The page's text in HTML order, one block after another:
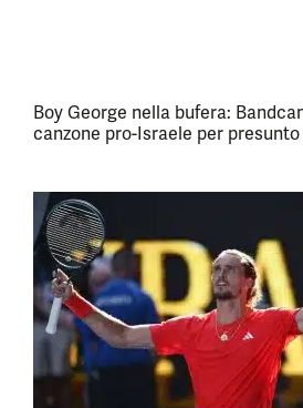
Boy George nella bufera:
canzone pro-Israele per presunto